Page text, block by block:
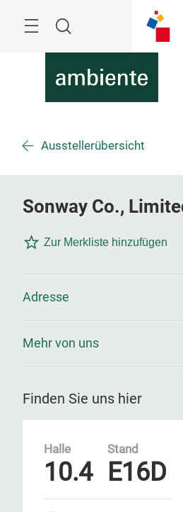
Suche
Ausstellerübersicht
Sonway Co.,
Zur Merkliste hinzufügen
Adresse
Mehr von uns
Finden Sie uns hier
Halle
10.4
Stand
E16D